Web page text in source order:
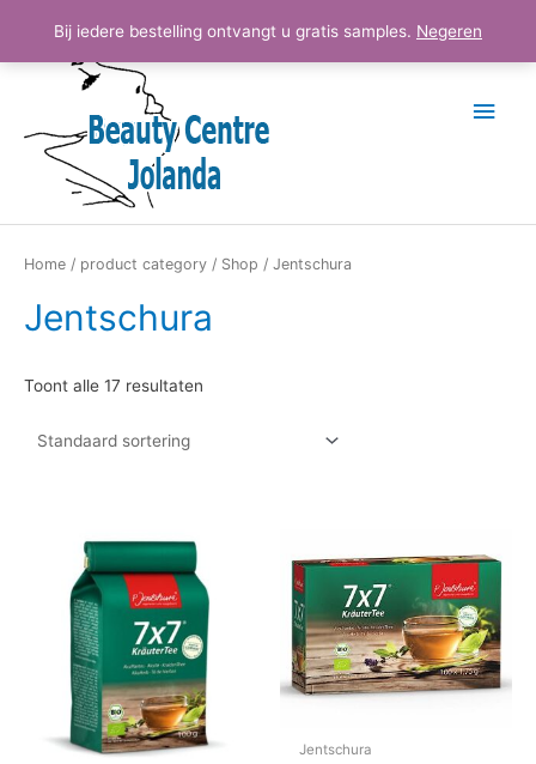
Bij iedere bestelling ontvangt u gratis samples. Negeren
Home / product category / Shop / Jentschura
Jentschura
Toont alle 17 resultaten
Jentschura